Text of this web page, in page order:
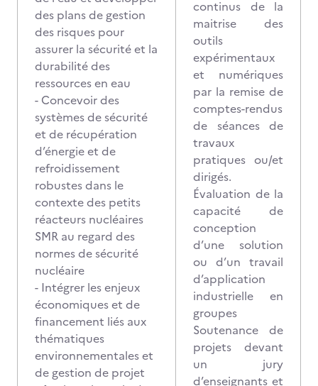
des plans de gestion
des risques pour
assurer la sécurité et la
durabilité des
ressources en eau
- Concevoir des
systèmes de sécurité
et de récupération
d’énergie et de
refroidissement
robustes dans le
contexte des petits
réacteurs nucléaires
SMR au regard des
normes de sécurité
nucléaire
- Intégrer les enjeux
économiques et de
financement liés aux
thématiques
environnementales et
de gestion de projet
continus de la
maitrise des
outils
expérimentaux
et numériques
par la remise de
comptes-rendus
de séances de
travaux
pratiques ou/et
dirigés.
Évaluation de la
capacité de
conception
d’une solution
ou d’un travail
d’application
industrielle en
groupes
Soutenance de
projets devant
un jury
d’enseignants et